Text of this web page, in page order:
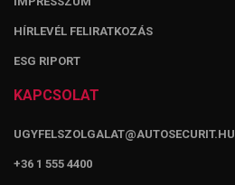
HÍRLEVÉL FELIRATKOZÁS
ESG RIPORT
KAPCSOLAT
UGYFELSZOLGALAT@AUTOSECURIT.HU
+36 1 555 4400